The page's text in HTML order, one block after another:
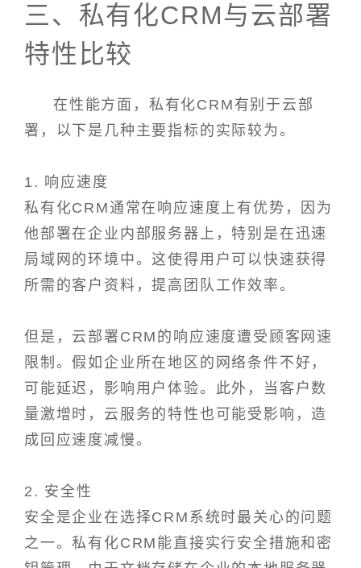
三、私有化CRM与云部署
特性比较
在性能方面，私有化CRM有别于云部
署，以下是几种主要指标的实际较为。
1. 响应速度
私有化CRM通常在响应速度上有优势，因为
他部署在企业内部服务器上，特别是在迅速
局域网的环境中。这使得用户可以快速获得
所需的客户资料，提高团队工作效率。
但是，云部署CRM的响应速度遭受顾客网速
限制。假如企业所在地区的网络条件不好，
可能延迟，影响用户体验。此外，当客户数
量激增时，云服务的特性也可能受影响，造
成回应速度减慢。
2. 安全性
安全是企业在选择CRM系统时最关心的问题
之一。私有化CRM能直接实行安全措施和密